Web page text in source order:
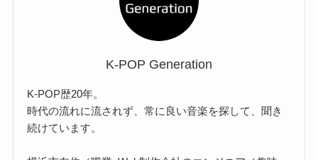
K-POP Generation
K-POP歴20年。
時代の流れに流されず、常に良い音楽を探して、聞き
続けています。